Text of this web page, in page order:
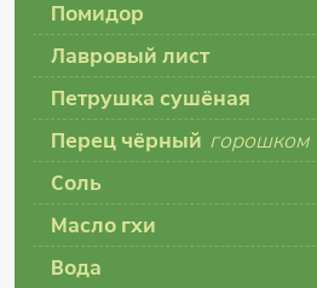
Помидор
Лавровый лист
Петрушка сушёная
Перец чёрный горошком
Соль
Масло гхи
Вода